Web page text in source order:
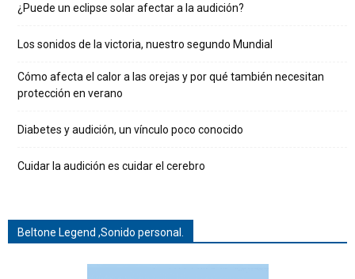
¿Puede un eclipse solar afectar a la audición?
Los sonidos de la victoria, nuestro segundo Mundial
Cómo afecta el calor a las orejas y por qué también necesitan
protección en verano
Diabetes y audición, un vínculo poco conocido
Cuidar la audición es cuidar el cerebro
Beltone Legend ,Sonido personal.